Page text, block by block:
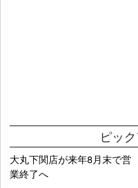
ピッ
大丸下関店が来年8月末で営
業終了へ